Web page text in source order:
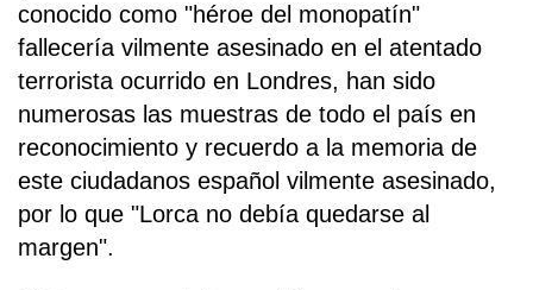
conocido como "héroe del monopatín"
fallecería vilmente asesinado en el atentado
terrorista ocurrido en Londres, han sido
numerosas las muestras de todo el país en
reconocimiento y recuerdo a la memoria de
este ciudadanos español vilmente asesinado,
por lo que "Lorca no debía quedarse al
margen".